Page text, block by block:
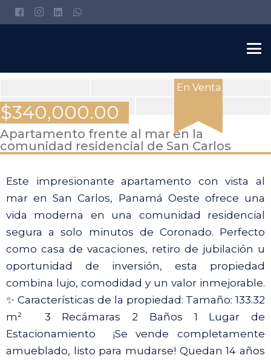
En Venta
$340,000.00
View
all
Apartamento frente al mar en la
comunidad residencial de San Carlos
Este impresionante apartamento con vista al
mar en San Carlos, Panamá Oeste ofrece una
vida moderna en una comunidad residencial
segura a solo minutos de Coronado. Perfecto
como casa de vacaciones, retiro de jubilación u
oportunidad de inversión, esta propiedad
combina lujo, comodidad y un valor inmejorable.
✨ Características de la propiedad: Tamaño: 133.32
m² ️ 3 Recámaras 2 Baños 1 Lugar de
Estacionamiento ️ ¡Se vende completamente
amueblado, listo para mudarse! Quedan 14 años